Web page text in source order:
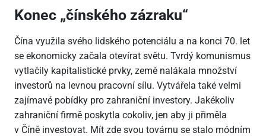
Konec „čínského zázraku“
Čína využila svého lidského potenciálu a na konci 70. let
se ekonomicky začala otevírat světu. Tvrdý komunismus
vytlačily kapitalistické prvky, země nalákala množství
investorů na levnou pracovní sílu. Vytvářela také velmi
zajímavé pobídky pro zahraniční investory. Jakékoliv
zahraniční firmě poskytla cokoliv, jen aby ji přiměla
v Číně investovat. Mít zde svou továrnu se stalo módním